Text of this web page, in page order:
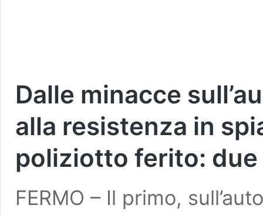
Dalle minacce
alla resistenza in
poliziotto ferito: due
FERMO – Il primo,